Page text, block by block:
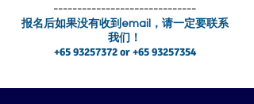
------------------------------
​报名后如果没有收到email，请一定要联系
我们！
+65 93257372or+65 93257354